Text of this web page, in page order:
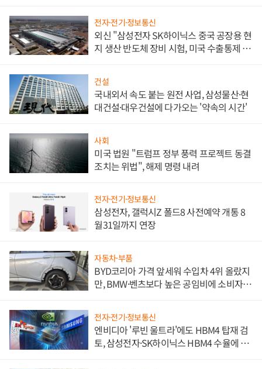
전자·전기·정보통신
외신 "삼성전자 SK하이닉스 중국 공장용 현
지 생산 반도체 장비 시험, 미국 수출통제 대
건설
국내외서 속도 붙는 원전 사업, 삼성물산·현
대건설·대우건설에 다가오는 '약속의 시간'
사회
미국 법원 "트럼프 정부 풍력 프로젝트 동결
조치는 위법", 해제 명령 내려
전자·전기·정보통신
삼성전자, 갤럭시Z 폴드8 사전예약 개통 8
월31일까지 연장
자동차·부품
BYD코리아 가격 앞세워 수입차 4위 올랐지
만, BMW·벤츠보다 높은 공임비에 소비자
전자·전기·정보통신
엔비디아 '루빈 울트라'에도 HBM4 탑재 검
토, 삼성전자·SK하이닉스 HBM4 수율에 주